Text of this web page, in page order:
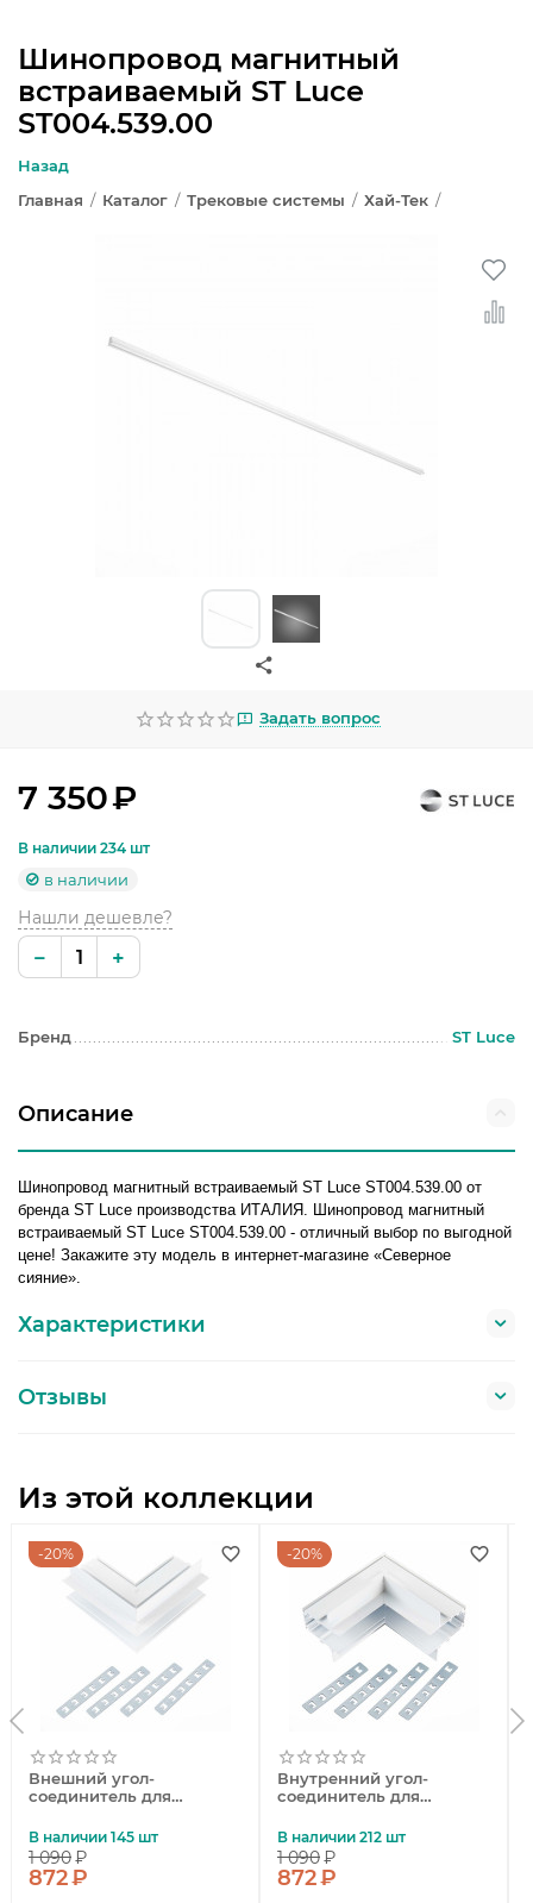
Шинопровод магнитный
встраиваемый ST Luce
ST004.539.00
Назад
Главная / Каталог / Трековые системы / Хай-Тек /
Задать вопрос
7 350₽
В наличии 234 шт
в наличии
Нашли дешевле?
+
−
Бренд ST Luce
Описание
Шинопровод магнитный встраиваемый ST Luce ST004.539.00 от
бренда ST Luce производства ИТАЛИЯ. Шинопровод магнитный
встраиваемый ST Luce ST004.539.00 - отличный выбор по выгодной
цене! Закажите эту модель в интернет-магазине «Северное
сияние».
Характеристики
Отзывы
Из этой коллекции
20%
Внешний угол-
соединитель для
ST004 ST007.559.00
В наличии 145 шт
1 090₽
872₽
20%
Внутренний угол-
соединитель для
ST004 ST007.549.00
В наличии 212 шт
1 090₽
872₽
ЛЮСТРЫ
БРА И ПОДСВЕТКА
СВЕТИЛЬНИКИ КАК В ИКЕА
ОФИСНОЕ ОСВЕЩЕНИЕ
СВЕТОДИОДНАЯ ПОДСВЕТКА
КОМПЛЕКТУЮЩИЕ
НОВОГОДНИЕ ТОВАРЫ